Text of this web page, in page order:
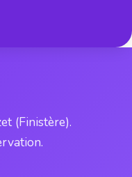
(Finistère).